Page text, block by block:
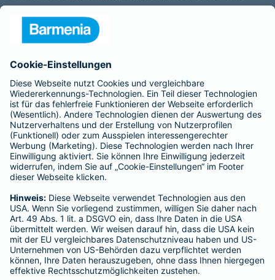
Stress für Sie und Ihr Tier.
Um Ihnen die Auswahl der Anbieter zu erleichtern, haben wir vorab
Anbieter verglichen, getestet und Vorteile für Sie vereinbart. Sowohl
bei FirstVet als auch bei Pfotendoctor profitieren Sie von einer
Direktabrechnung. Die Kosten werden also direkt zwischen dem
Anbieter und uns abgerechnet.
Für mehr Infos zu den Anbietern klicken Sie auf die Logos.
365 Tage / 24 Stunden